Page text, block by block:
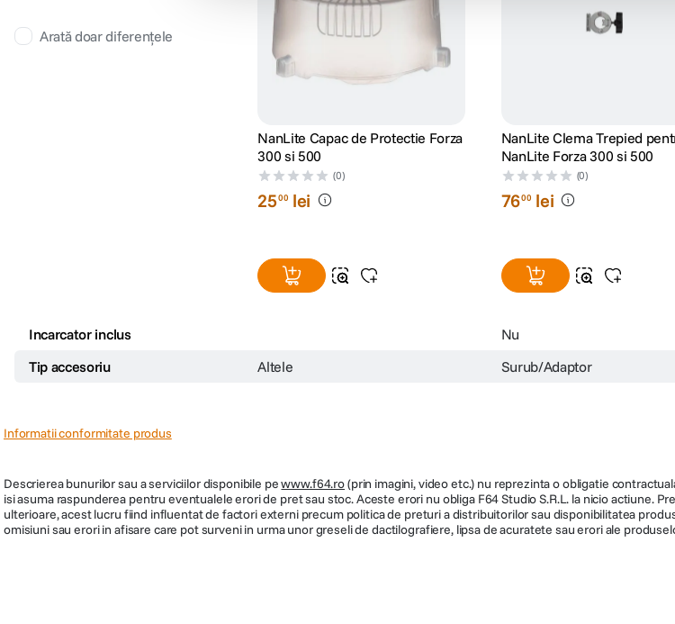
Arată doar diferențele
NanLite Capac de Protectie Forza
300 si 500
(0)
2500 lei
NanLite Clema Trepied
NanLite Forza 300 si 500
(0)
7600 lei
Incarcator inclus
Nu
Tip accesoriu
Altele Surub/Adaptor
Informatii conformitate produs
Descrierea bunurilor sau a serviciilor disponibile pewww.f64.ro(prin imagini, video etc.) nu reprezinta o obligatie
isi asuma raspunderea pentru eventualele erori de pret sau stoc. Aceste erori nu obliga F64 Studio S.R.L. la nicio actiune.
ulterioare, acest lucru fiind influentat de factori externi precum politica de preturi a distribuitorilor sau disponibilitatea
omisiuni sau erori in afisare care pot surveni in urma unor greseli de dactilografiere, lipsa de acuratete sau erori ale